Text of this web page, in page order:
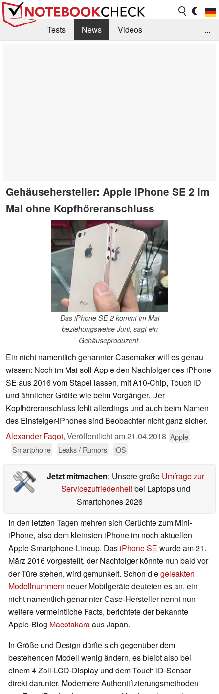
Tests News
Videos
...
Gehäusehersteller: Apple iPhone SE 2 im
Mai ohne Kopfhöreranschluss
Das iPhone SE 2 kommt im Mai
beziehungsweise Juni, sagt ein
Gehäuseproduzent.
Ein nicht namentlich genannter Casemaker will es genau
wissen: Noch im Mai soll Apple den Nachfolger des iPhone
SE aus 2016 vom Stapel lassen, mit A10-Chip, Touch ID
und ähnlicher Größe wie beim Vorgänger. Der
Kopfhöreranschluss fehlt allerdings und auch beim Namen
des Einsteiger-iPhones sind Beobachter nicht ganz sicher.
Alexander Fagot, Veröffentlicht am21.04.2018 Apple
Smartphone
Leaks / Rumors iOS
Jetzt mitmachen: Unsere große Umfrage zur
Servicezufriedenheitbei Laptops und
Smartphones 2026
In den letzten Tagen mehren sich Gerüchte zum Mini-
iPhone, also dem kleinsten iPhone im noch aktuellen
Apple Smartphone-Lineup. Das iPhone SE wurde am 21.
März 2016 vorgestellt, der Nachfolger könnte nun bald vor
der Türe stehen, wird gemunkelt. Schon diegeleakten
Modellnummern neuer Mobilgeräte deuteten es an, ein
nicht namentlich genannter Case-Hersteller nennt nun
weitere vermeintliche Facts, berichtete der bekannte
Apple-Blog Macotakaraaus Japan.
In Größe und Design dürfte sich gegenüber dem
bestehenden Modell wenig ändern, es bleibt also bei
einem 4 Zoll-LCD-Display und dem Touch ID-Sensor
direkt darunter. Modernere Authentifizierungsmethoden